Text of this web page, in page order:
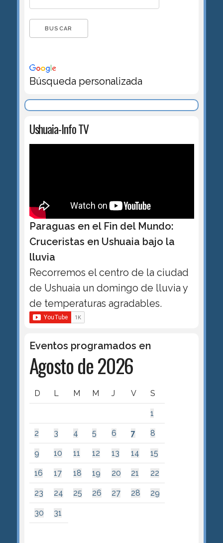
Búsqueda personalizada
Ushuaia-Info TV
Paraguas en el Fin del Mundo:
Cruceristas en Ushuaia bajo la
lluvia
Recorremos el centro de la ciudad
de Ushuaia un domingo de lluvia y
de temperaturas agradables.
Eventos programados en
Agosto de 2026
D L M M J V S
1
2 3 4 5 6 7 8
9 10 11 12 13 14 15
16 17 18 19 20 21 22
23 24 25 26 27 28 29
30 31